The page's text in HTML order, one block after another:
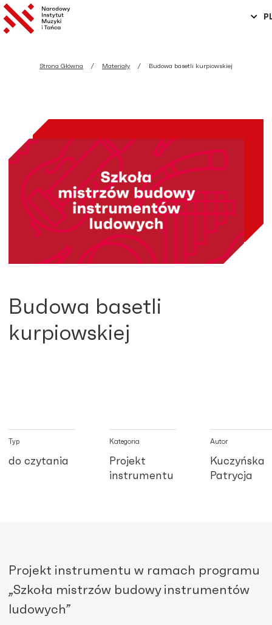
Strona Główna Materiały Budowa basetli kurpiowskiej
Budowa basetli
kurpiowskiej
Typ
do czytania
Kategoria
Projekt
instrumentu
Autor
Kuczyńska
Patrycja
Projekt instrumentu w ramach programu
„Szkoła mistrzów budowy instrumentów
ludowych”